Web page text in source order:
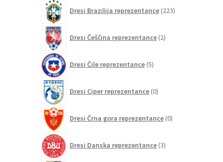
Dresi Brazilija reprezentance 223izdelkov
Dresi Češčina reprezentance 2izdelka
Dresi Čile reprezentance 5izdelkov
Dresi Ciper reprezentance 0izdelkov
Dresi Črna gora reprezentance 0izdelkov
Dresi Danska reprezentance 3izdelki